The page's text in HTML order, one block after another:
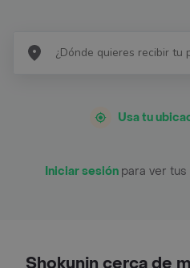
Usa tu
Iniciar sesión para ver
Shokunin cerca de